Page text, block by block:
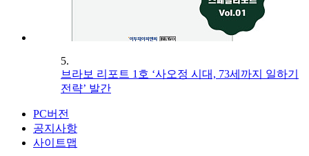
5.
브라보 리포트 1호 ‘사오정 시대, 73세까지 일하기
전략’ 발간
PC버전
공지사항
사이트맵